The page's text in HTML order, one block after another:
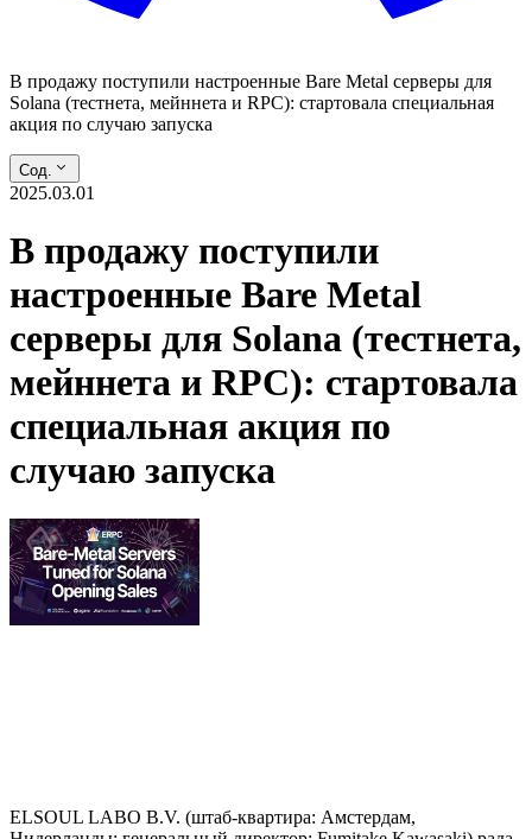
В продажу поступили настроенные Bare Metal серверы для
Solana (тестнета, мейннета и RPC): стартовала специальная
акция по случаю запуска
Сод.
2025.03.01
В продажу поступили
настроенные Bare Metal
серверы для Solana (тестнета,
мейннета и RPC): стартовала
специальная акция по
случаю запуска
ELSOUL LABO B.V. (штаб-квартира: Амстердам,